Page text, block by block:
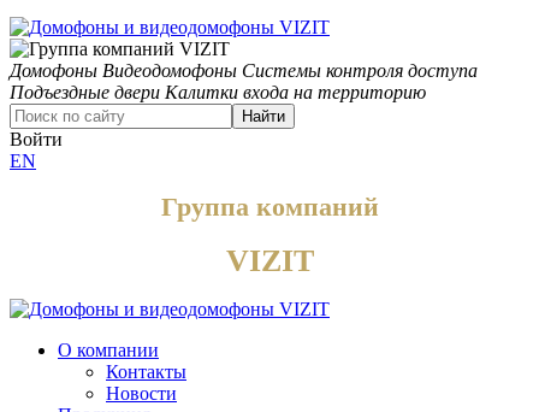
Домофоны Видеодомофоны Системы контроля доступа
Подъездные двери Калитки входа на территорию
Найти
Войти
EN
Группа компаний
VIZIT
О компании
Контакты
Новости